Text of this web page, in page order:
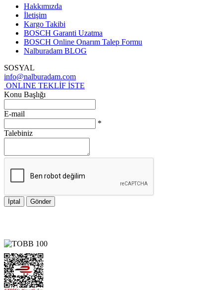
Hakkımızda
İletişim
Kargo Takibi
BOSCH Garanti Uzatma
BOSCH Online Onarım Talep Formu
Nalburadam BLOG
SOSYAL
info@nalburadam.com
ONLINE TEKLİF İSTE
Konu Başlığı
E-mail
*
Talebiniz
İptal Gönder